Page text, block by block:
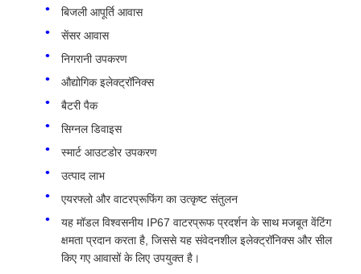
बिजली आपूर्ति आवास
सेंसर आवास
निगरानी उपकरण
औद्योगिक इलेक्ट्रॉनिक्स
बैटरी पैक
सिग्नल डिवाइस
स्मार्ट आउटडोर उपकरण
उत्पाद लाभ
एयरफ्लो और वाटरप्रूफिंग का उत्कृष्ट संतुलन
यह मॉडल विश्वसनीय IP67 वाटरप्रूफ प्रदर्शन के साथ मजबूत वेंटिंग
क्षमता प्रदान करता है, जिससे यह संवेदनशील इलेक्ट्रॉनिक्स और सील
किए गए आवासों के लिए उपयुक्त है।